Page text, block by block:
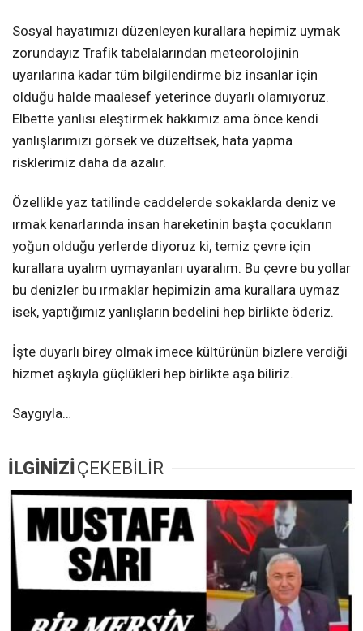
Sosyal hayatımızı düzenleyen kurallara hepimiz uymak
zorundayız Trafik tabelalarından meteorolojinin
uyarılarına kadar tüm bilgilendirme biz insanlar için
olduğu halde maalesef yeterince duyarlı olamıyoruz.
Elbette yanlısı eleştirmek hakkımız ama önce kendi
yanlışlarımızı görsek ve düzeltsek, hata yapma
risklerimiz daha da azalır.
Özellikle yaz tatilinde caddelerde sokaklarda deniz ve
ırmak kenarlarında insan hareketinin başta çocukların
yoğun olduğu yerlerde diyoruz ki, temiz çevre için
kurallara uyalım uymayanları uyaralım. Bu çevre bu yollar
bu denizler bu ırmaklar hepimizin ama kurallara uymaz
isek, yaptığımız yanlışların bedelini hep birlikte öderiz.
İşte duyarlı birey olmak imece kültürünün bizlere verdiği
hizmet aşkıyla güçlükleri hep birlikte aşa biliriz.
Saygıyla…
İLGİNİZİÇEKEBİLİR